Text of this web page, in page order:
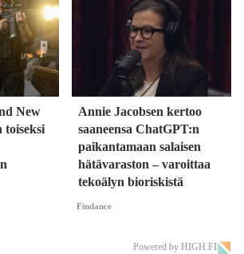
New
toiseksi
Annie Jacobsen kertoo
saaneensa ChatGPT:n
paikantamaan salaisen
hätävaraston – varoittaa
tekoälyn bioriskistä
Findance
Powered by HIGH.FI